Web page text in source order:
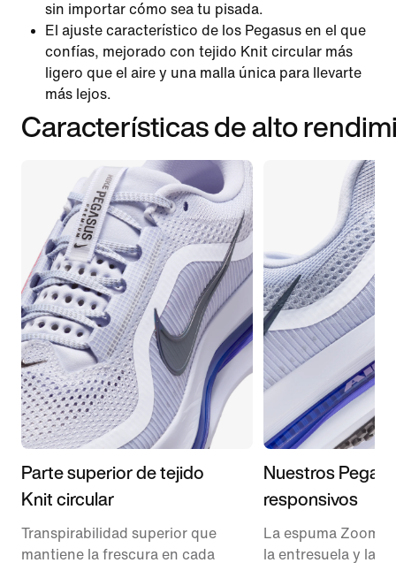
sin importar cómo sea tu pisada.
El ajuste característico de los Pegasus en el que
confías, mejorado con tejido Knit circular más
ligero que el aire y una malla única para llevarte
más lejos.
Características de alto
Parte superior de tejido
Knit circular
Transpirabilidad superior que
mantiene la frescura en cada
Nuestros
responsivos
La espuma ZoomX
la entresuela y la